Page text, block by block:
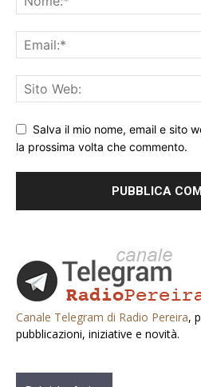
Salva il mio nome, email e sito
la prossima volta che commento.
Canale Telegram di Radio Pereira,
pubblicazioni, iniziative e novità.